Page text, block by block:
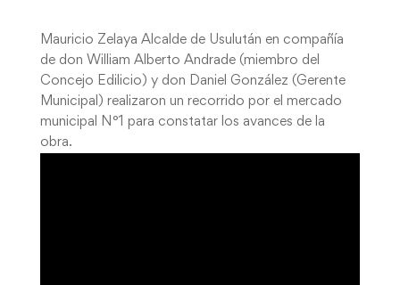
Mauricio Zelaya Alcalde de Usulután en compañía
de don William Alberto Andrade (miembro del
Concejo Edilicio) y don Daniel González (Gerente
Municipal) realizaron un recorrido por el mercado
municipal N°1 para constatar los avances de la
obra.